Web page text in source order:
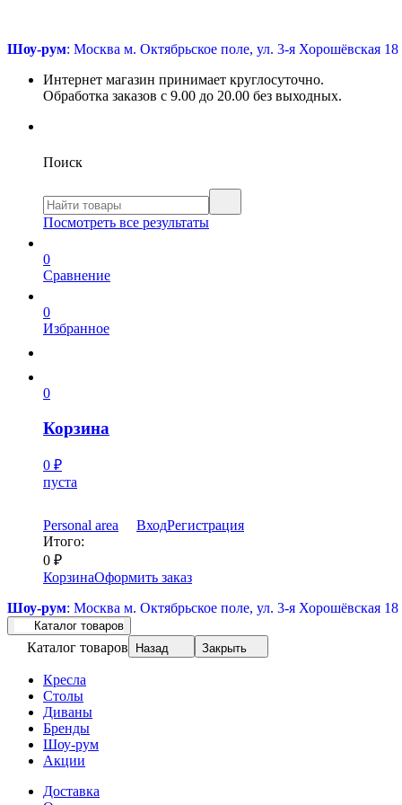
Шоу-рум: Москва м. Октябрьское поле, ул. 3-я Хорошёвская 18
Интернет магазин принимает круглосуточно.
Обработка заказов с 9.00 до 20.00 без выходных.
Поиск
Посмотреть все результаты
0
Сравнение
0
Избранное
0
Корзина
0 ₽
пуста
Personal area ВходРегистрация
Итого:
0 ₽
КорзинаОформить заказ
Шоу-рум: Москва м. Октябрьское поле, ул. 3-я Хорошёвская 18
Каталог товаров
Каталог товаров Назад Закрыть
Кресла
Столы
Диваны
Бренды
Шоу-рум
Акции
Доставка